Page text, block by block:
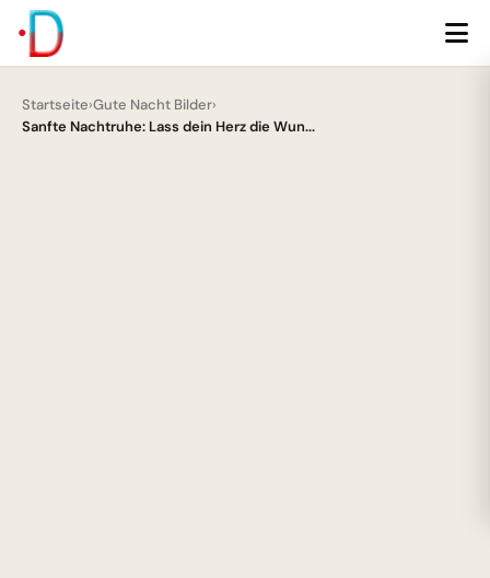
Startseite›Gute Nacht Bilder›
Sanfte Nachtruhe: Lass dein Herz die Wun...